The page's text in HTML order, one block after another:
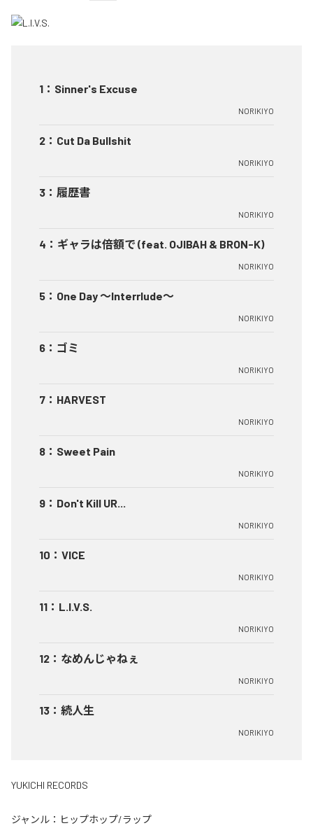
1 ： Sinner's Excuse
NORIKIYO
2 ： Cut Da Bullshit
NORIKIYO
3 ： 履歴書
NORIKIYO
4 ： ギャラは倍額で (feat. OJIBAH & BRON-K)
NORIKIYO
5 ： One Day ～Interrlude～
NORIKIYO
6 ： ゴミ
NORIKIYO
7 ： HARVEST
NORIKIYO
8 ： Sweet Pain
NORIKIYO
9 ： Don't Kill UR...
NORIKIYO
10 ： VICE
NORIKIYO
11 ： L.I.V.S.
NORIKIYO
12 ： なめんじゃねぇ
NORIKIYO
13 ： 続人生
NORIKIYO
YUKICHI RECORDS
ジャンル： ヒップホップ/ラップ